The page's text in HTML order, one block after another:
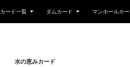
カード一覧 ダムカード マンホールカー
水の恵みカード